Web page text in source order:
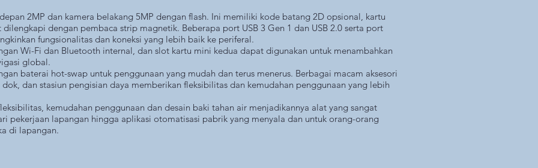
2MP dan kamera belakang 5MP dengan flash. Ini memiliki kode batang 2D opsional, kartu
dengan pembaca strip magnetik. Beberapa port USB 3 Gen 1 dan USB 2.0 serta port
fungsionalitas dan koneksi yang lebih baik ke periferal.
Wi-Fi dan Bluetooth internal, dan slot kartu mini kedua dapat digunakan untuk menambahkan
global.
baterai hot-swap untuk penggunaan yang mudah dan terus menerus. Berbagai macam aksesori
dan stasiun pengisian daya memberikan fleksibilitas dan kemudahan penggunaan yang lebih
kemudahan penggunaan dan desain baki tahan air menjadikannya alat yang sangat
pekerjaan lapangan hingga aplikasi otomatisasi pabrik yang menyala dan untuk orang-orang
di lapangan.